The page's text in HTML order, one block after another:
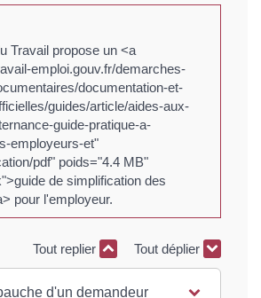
Travail propose un <a
emploi.gouv.fr/demarches-
documentation-et-
guides/article/aides-aux-
guide-pratique-a-
employeurs-et"
pdf" poids="4.4 MB"
de simplification des
pour l'employeur.
Tout replier Tout déplier
d'un demandeur